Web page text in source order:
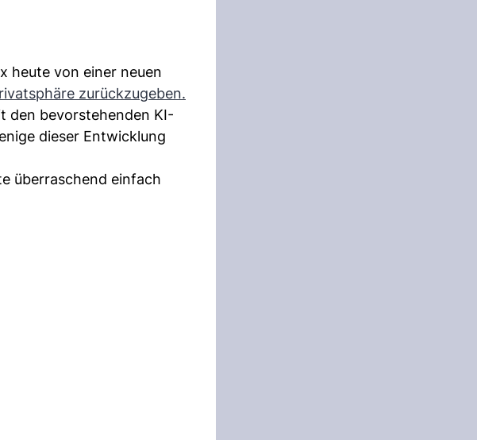
heute von einer neuen
zurückzugeben.
den bevorstehenden KI-
dieser Entwicklung
überraschend einfach